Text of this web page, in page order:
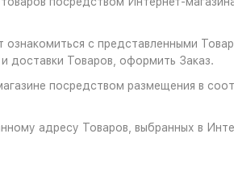
с представленными
доставки Товаров, оформить Заказ.
посредством размещения в
адресу Товаров, выбранных в